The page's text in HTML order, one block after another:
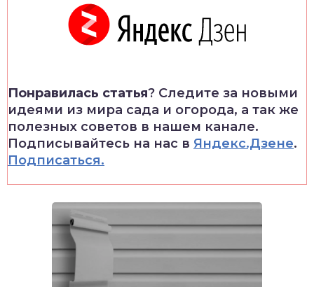
Понравилась статья? Следите за новыми
идеями из мира сада и огорода, а так же
полезных советов в нашем канале.
Подписывайтесь на нас в Яндекс.Дзене.
Подписаться.